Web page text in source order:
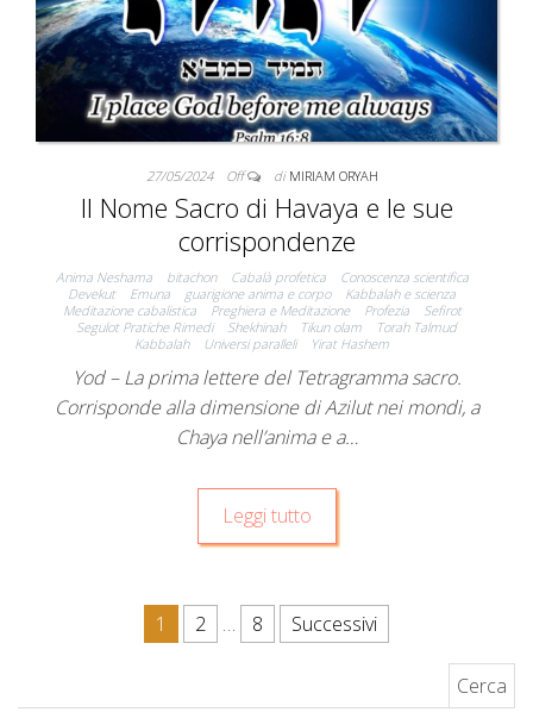
27/05/2024 Off di MIRIAM ORYAH
Il Nome Sacro di Havaya e le sue
corrispondenze
Anima Neshama bitachon Cabalà profetica
Conoscenza scientifica
Devekut
Emuna guarigione anima e corpo
Kabbalah e scienza
Meditazione cabalistica
Preghiera e Meditazione Profezia
Sefirot
Segulot Pratiche Rimedi
Shekhinah Tikun olam
Torah Talmud
Kabbalah
Universi paralleli Yirat Hashem
Yod – La prima lettere del Tetragramma sacro.
Corrisponde alla dimensione di Azilut nei mondi, a
Chaya nell’anima e a…
Leggi tutto
Paginazione degli articoli
1 2 … 8
Successivi